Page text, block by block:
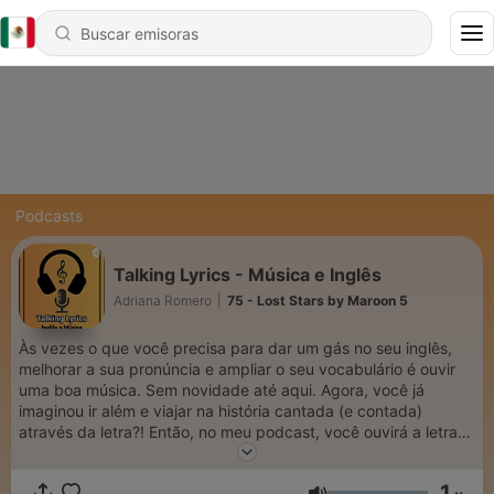
Podcasts
Talking Lyrics - Música e Inglês
Adriana Romero 75 - Lost Stars by Maroon 5
Às vezes o que você precisa para dar um gás no seu inglês,
melhorar a sua pronúncia e ampliar o seu vocabulário é ouvir
uma boa música. Sem novidade até aqui. Agora, você já
imaginou ir além e viajar na história cantada (e contada)
através da letra?! Então, no meu podcast, você ouvirá a letra
lida pra você e será convidado a refletir sobre ela praticando e